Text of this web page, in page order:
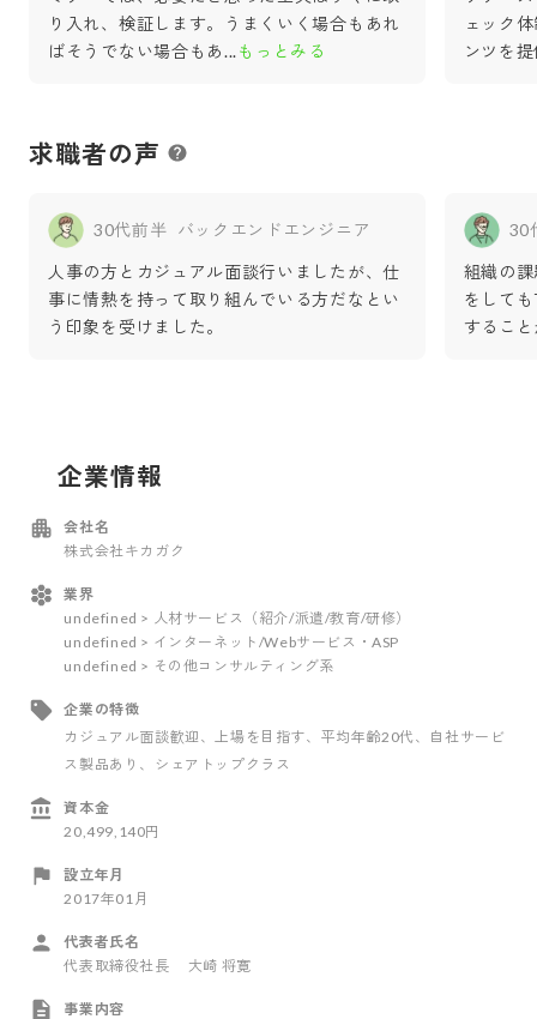
り入れ、検証します。うまくいく場合もあれ
ばそうでない場合もあ...もっとみる
ェック
ンツを
求職者の声
30代前半 バックエンドエンジニア
人事の方とカジュアル面談行いましたが、仕
事に情熱を持って取り組んでいる方だなとい
う印象を受けました。
30
組織の
をして
するこ
企業情報
会社名
株式会社キカガク
業界
undefined > 人材サービス（紹介/派遣/教育/研修）
undefined > インターネット/Webサービス・ASP
undefined > その他コンサルティング系
企業の特徴
カジュアル面談歓迎 、上場を目指す、平均年齢20代、自社サービ
ス製品あり 、シェアトップクラス
資本金
20,499,140円
設立年月
2017年01月
代表者氏名
代表取締役社長 大崎 将寛
事業内容